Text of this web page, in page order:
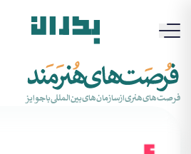
‌فرصت‌های‌هنری‌از‌سازمان‌های‌بین‌المللی‌با‌جوایز